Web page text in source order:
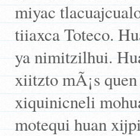
miyac
tiiaxca Toteco.
ya nimitzilhui.
xiitzto mÃ¡s
xiquinicneli
motequi huan